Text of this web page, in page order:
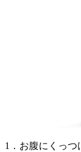
1．お腹にくっつ